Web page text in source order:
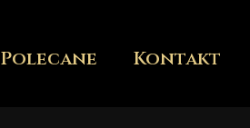
Polecane Kontakt